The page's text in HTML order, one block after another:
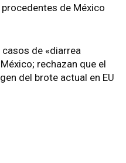
de México
de «diarrea
rechazan que el
del brote actual en EU